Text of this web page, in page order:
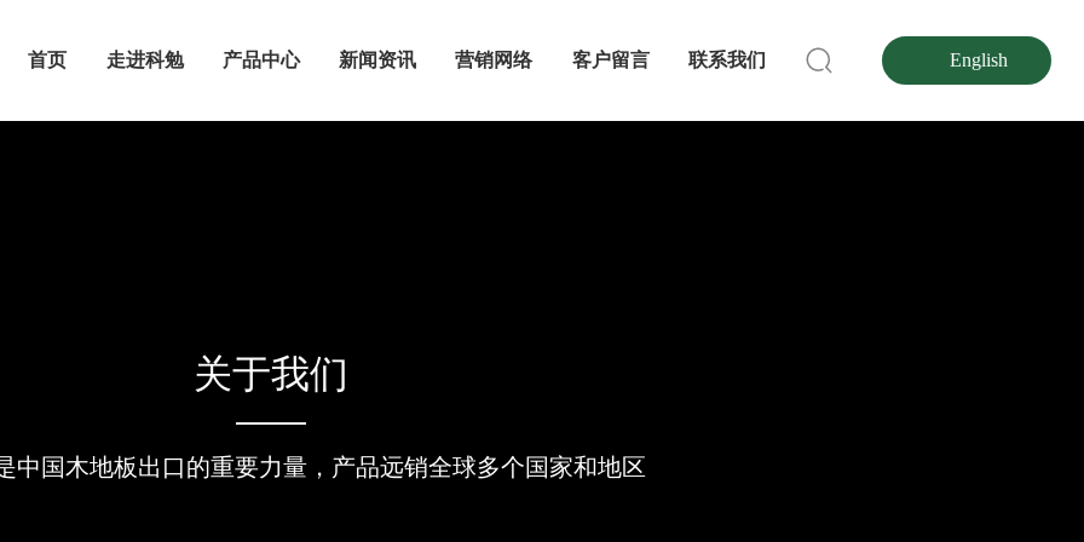
首页 走进科勉 产品中心 新闻资讯 营销网络 客户留言 联系我们 English
关于我们
中国木地板出口的重要力量，产品远销全球多个国家和地区